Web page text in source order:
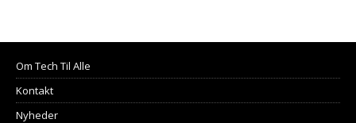
Om Tech Til Alle
Kontakt
Nyheder